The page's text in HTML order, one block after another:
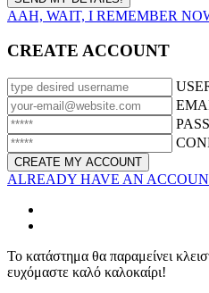
AAH, WAIT, I REMEMBER
CREATE ACCOUNT
ALREADY HAVE AN
Το κατάστημα θα παραμείνει
ευχόμαστε καλό καλοκαίρι!